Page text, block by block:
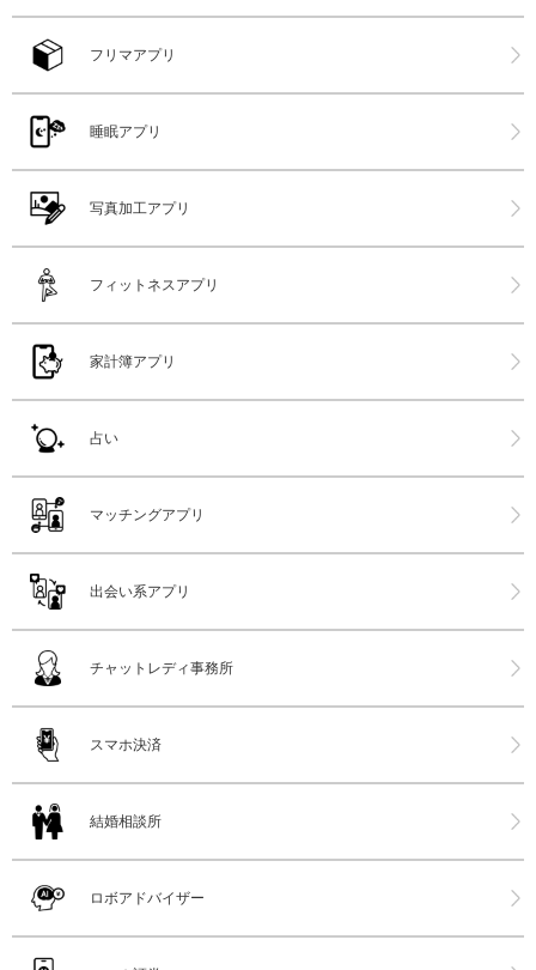
フリマアプリ
睡眠アプリ
写真加工アプリ
フィットネスアプリ
家計簿アプリ
占い
マッチングアプリ
出会い系アプリ
チャットレディ事務所
スマホ決済
結婚相談所
ロボアドバイザー